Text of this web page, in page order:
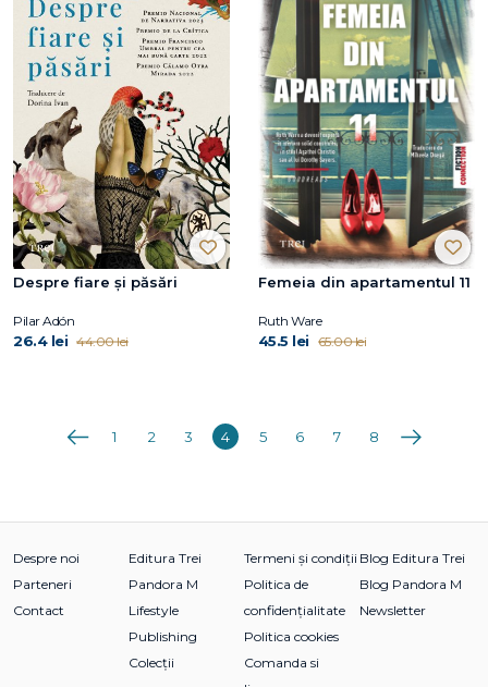
Despre fiare și păsări
Pilar Adón
26.4 lei 44.00 lei
Femeia din apartamentul 11
Ruth Ware
45.5 lei 65.00 lei
Anterioara
1 2 3 4 5 6 7 8 Următoarea
Despre noi
Parteneri
Contact
Editura Trei
Pandora M
Lifestyle
Publishing
Colecții
Termeni și condiții
Politica de
confidențialitate
Politica cookies
Comanda si
Blog Editura Trei
Blog Pandora M
Newsletter